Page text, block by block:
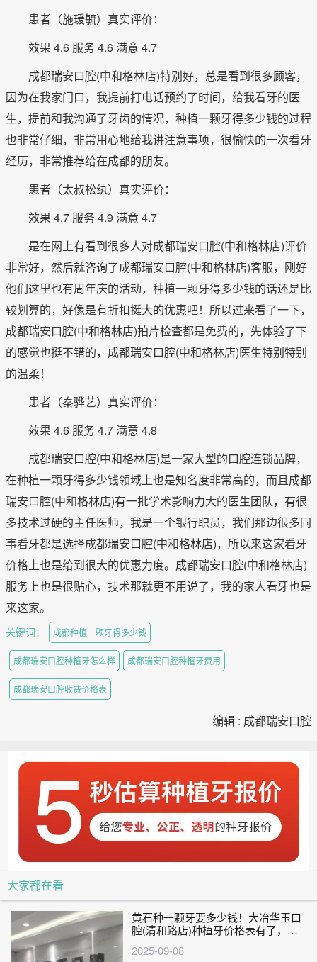
患者（施瑗毓）真实评价：
效果 4.6 服务 4.6 满意 4.7
成都瑞安口腔(中和格林店)特别好，总是看到很多顾客，
因为在我家门口，我提前打电话预约了时间，给我看牙的医
生，提前和我沟通了牙齿的情况，种植一颗牙得多少钱的过程
也非常仔细，非常用心地给我讲注意事项，很愉快的一次看牙
经历，非常推荐给在成都的朋友。
患者（太叔松纨）真实评价：
效果 4.7 服务 4.9 满意 4.7
是在网上有看到很多人对成都瑞安口腔(中和格林店)评价
非常好，然后就咨询了成都瑞安口腔(中和格林店)客服，刚好
他们这里也有周年庆的活动，种植一颗牙得多少钱的话还是比
较划算的，好像是有折扣挺大的优惠吧！所以过来看了一下，
成都瑞安口腔(中和格林店)拍片检查都是免费的，先体验了下
的感觉也挺不错的，成都瑞安口腔(中和格林店)医生特别特别
的温柔！
患者（秦骅艺）真实评价：
效果 4.6 服务 4.7 满意 4.8
成都瑞安口腔(中和格林店)是一家大型的口腔连锁品牌，
在种植一颗牙得多少钱领域上也是知名度非常高的，而且成都
瑞安口腔(中和格林店)有一批学术影响力大的医生团队，有很
多技术过硬的主任医师，我是一个银行职员，我们那边很多同
事看牙都是选择成都瑞安口腔(中和格林店)，所以来这家看牙
价格上也是给到很大的优惠力度。成都瑞安口腔(中和格林店)
服务上也是很贴心，技术那就更不用说了，我的家人看牙也是
来这家。
关键词： 成都种植一颗牙得多少钱
成都瑞安口腔种植牙怎么样 成都瑞安口腔种植牙费用
成都瑞安口腔收费价格表
编辑 : 成都瑞安口腔
大家都在看
黄石种一颗牙要多少钱！大冶华玉口
腔(清和路店)种植牙价格表有了，德
2025-09-08